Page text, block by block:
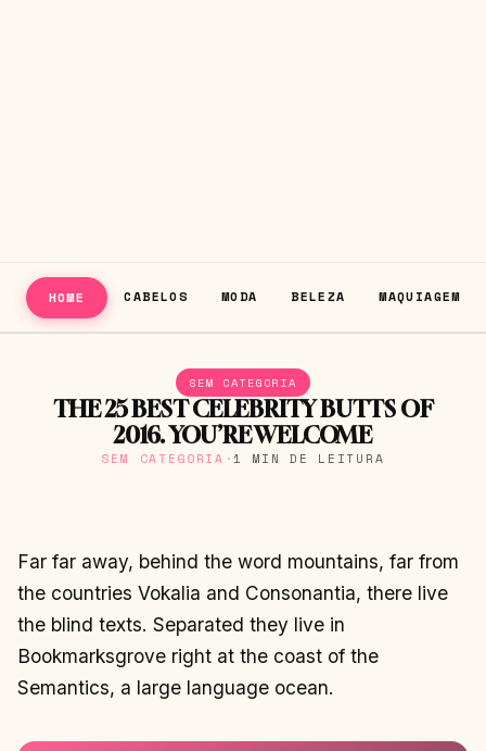
HOME CABELOS MODA BELEZA MAQUIAGEM
SEM CATEGORIA
THE 25 BEST CELEBRITY BUTTS OF
2016. YOU’RE WELCOME
SEM CATEGORIA · 1 MIN DE LEITURA
Far far away, behind the word mountains, far from
the countries Vokalia and Consonantia, there live
the blind texts. Separated they live in
Bookmarksgrove right at the coast of the
Semantics, a large language ocean.